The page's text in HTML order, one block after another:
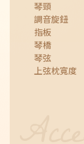
琴頸
調音旋鈕
指板
琴橋
琴弦
上弦枕寬度